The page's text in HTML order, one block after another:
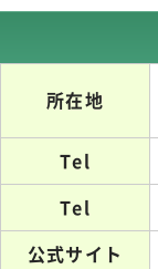
所在地
Tel
Tel
公式サイト